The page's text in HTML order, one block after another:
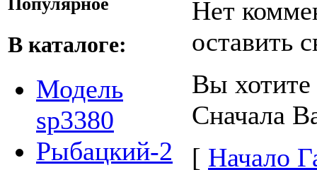
В каталоге:
Модель
sp3380
Рыбацкий-2
Нет
оставить
Вы хотите
Сначала
[ Начало